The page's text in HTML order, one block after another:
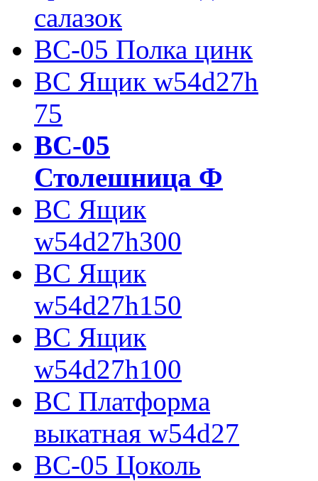
салазок
ВС-05 Полка цинк
ВС Ящик w54d27h
75
ВС-05
Столешница Ф
ВС Ящик
w54d27h300
ВС Ящик
w54d27h150
ВС Ящик
w54d27h100
ВС Платформа
выкатная w54d27
ВС-05 Цоколь